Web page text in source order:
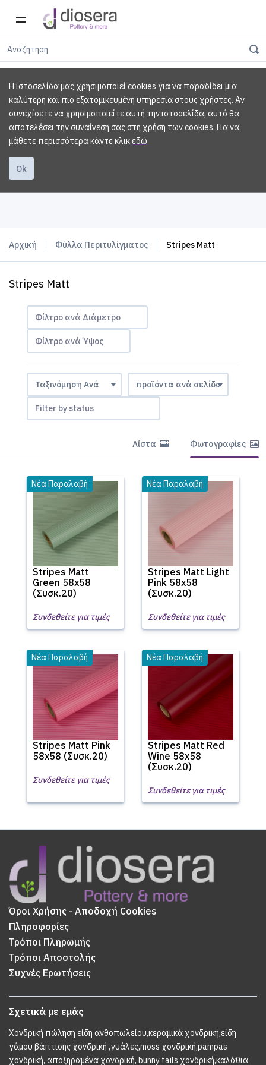
Η ιστοσελίδα μας χρησιμοποιεί cookies για να παραδίδει μια
καλύτερη και πιο εξατομικευμένη υπηρεσία στους χρήστες. Αν
συνεχίσετε να χρησιμοποιείτε αυτή την ιστοσελίδα, αυτό θα
αποτελέσει την συναίνεση σας στη χρήση των cookies. Για να
μάθετε περισσότερα κάντε κλικεδώ
Ok
Αρχική Φύλλα Περιτυλίγματος Stripes Matt
Stripes Matt
Φίλτρο ανά Διάμετρο
Φίλτρο ανά Ύψος
Filter by status
Λίστα Φωτογραφίες
Stripes Matt
Green 58x58
(Συσκ.20)
Νέα Παραλαβή
Συνδεθείτε για τιμές
Stripes Matt Light
Pink 58x58
(Συσκ.20)
Νέα Παραλαβή
Συνδεθείτε για τιμές
Stripes Matt Pink
58x58 (Συσκ.20)
Νέα Παραλαβή
Συνδεθείτε για τιμές
Stripes Matt Red
Wine 58x58
(Συσκ.20)
Νέα Παραλαβή
Συνδεθείτε για τιμές
Όροι Χρήσης - Αποδοχή Cookies
Πληροφορίες
Τρόποι Πληρωμής
Τρόποι Αποστολής
Συχνές Ερωτήσεις
Σχετικά με εμάς
Χονδρική πώληση είδη ανθοπωλείου,κεραμικά χονδρική,είδη
γάμου βάπτισης χονδρική ,γυάλες,moss χονδρική,pampas
χονδρική, αποξηραμένα χονδρική, bunny tails χονδρική,καλάθια